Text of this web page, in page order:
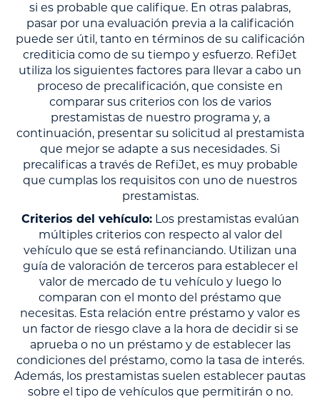
si es probable que califique. En otras palabras,
pasar por una evaluación previa a la calificación
puede ser útil, tanto en términos de su calificación
crediticia como de su tiempo y esfuerzo. RefiJet
utiliza los siguientes factores para llevar a cabo un
proceso de precalificación, que consiste en
comparar sus criterios con los de varios
prestamistas de nuestro programa y, a
continuación, presentar su solicitud al prestamista
que mejor se adapte a sus necesidades. Si
precalificas a través de RefiJet, es muy probable
que cumplas los requisitos con uno de nuestros
prestamistas.
Criterios del vehículo:Los prestamistas evalúan
múltiples criterios con respecto al valor del
vehículo que se está refinanciando. Utilizan una
guía de valoración de terceros para establecer el
valor de mercado de tu vehículo y luego lo
comparan con el monto del préstamo que
necesitas. Esta relación entre préstamo y valor es
un factor de riesgo clave a la hora de decidir si se
aprueba o no un préstamo y de establecer las
condiciones del préstamo, como la tasa de interés.
Además, los prestamistas suelen establecer pautas
sobre el tipo de vehículos que permitirán o no.